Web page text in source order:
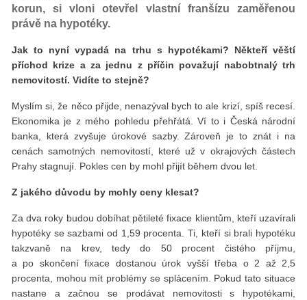
korun, si vloni otevřel vlastní franšízu zaměřenou
právě na hypotéky.
Jak to nyní vypadá na trhu s hypotékami? Někteří věští
příchod krize a za jednu z příčin považují nabobtnalý trh
nemovitostí. Vidíte to stejně?
Myslím si, že něco přijde, nenazýval bych to ale krizí, spíš recesí.
Ekonomika je z mého pohledu přehřátá. Ví to i Česká národní
banka, která zvyšuje úrokové sazby. Zároveň je to znát i na
cenách samotných nemovitostí, které už v okrajových částech
Prahy stagnují. Pokles cen by mohl přijít během dvou let.
Z jakého důvodu by mohly ceny klesat?
Za dva roky budou dobíhat pětileté fixace klientům, kteří uzavírali
hypotéky se sazbami od 1,59 procenta. Ti, kteří si brali hypotéku
takzvaně na krev, tedy do 50 procent čistého příjmu,
a po skončení fixace dostanou úrok vyšší třeba o 2 až 2,5
procenta, mohou mít problémy se splácením. Pokud tato situace
nastane a začnou se prodávat nemovitosti s hypotékami,